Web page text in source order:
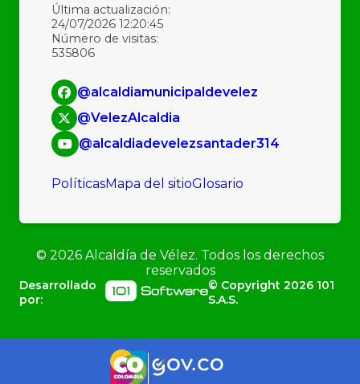
Última actualización:
24/07/2026 12:20:45
Número de visitas:
535806
@alcaldiamunicipaldevelez
@VelezAlcaldia
@alcaldiadevelezsantader314
PolíticasMapa del sitioGlosario
© 2026 Alcaldía de Vélez. Todos los derechos
reservados
Desarrollado
por:
© Copyright2026 101
S.A.S.